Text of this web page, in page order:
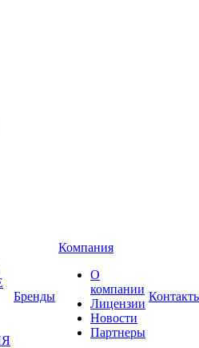
Бренды
Компания
О
компании
Лицензии
Новости
Партнеры